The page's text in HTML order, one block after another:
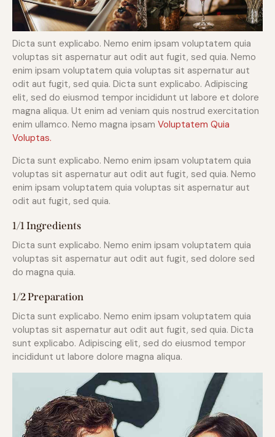
Dicta sunt explicabo. Nemo enim ipsam voluptatem quia
voluptas sit aspernatur aut odit aut fugit, sed quia. Nemo
enim ipsam voluptatem quia voluptas sit aspernatur aut
odit aut fugit, sed quia. Dicta sunt explicabo. Adipiscing
elit, sed do eiusmod tempor incididunt ut labore et dolore
magna aliqua. Ut enim ad veniam quis nostrud exercitation
enim ullamco. Nemo magna ipsam Voluptatem Quia
Voluptas.
Dicta sunt explicabo. Nemo enim ipsam voluptatem quia
voluptas sit aspernatur aut odit aut fugit, sed quia. Nemo
enim ipsam voluptatem quia voluptas sit aspernatur aut
odit aut fugit, sed quia.
1/1 Ingredients
Dicta sunt explicabo. Nemo enim ipsam voluptatem quia
voluptas sit aspernatur aut odit aut fugit, sed dolore sed
do magna quia.
1/2 Preparation
Dicta sunt explicabo. Nemo enim ipsam voluptatem quia
voluptas sit aspernatur aut odit aut fugit, sed quia. Dicta
sunt explicabo. Adipiscing elit, sed do eiusmod tempor
incididunt ut labore dolore magna aliqua.